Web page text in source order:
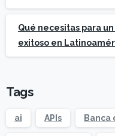
Qué necesitas para
exitoso en
Tags
ai APIs Banca